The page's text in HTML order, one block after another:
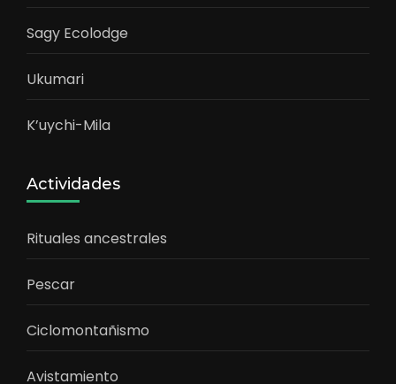
Sagy Ecolodge
Ukumari
K’uychi-Mila
Actividades
Rituales ancestrales
Pescar
Ciclomontañismo
Avistamiento